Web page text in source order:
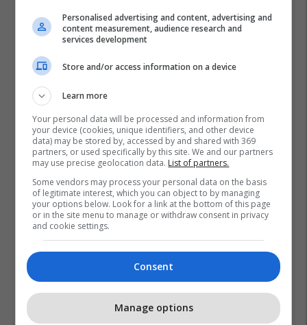
Shkupi
Ligji Për Përdorimin E Gjuhëve
Arsimi Në Maqedoni
Studentët E Maqedonisë
Personalised advertising and content, advertising and
content measurement, audience research and
services development
Store and/or access information on a device
Learn more
Your personal data will be processed and information from
your device (cookies, unique identifiers, and other device
data) may be stored by, accessed by and shared with 369
partners, or used specifically by this site. We and our partners
may use precise geolocation data. List of partners.
Some vendors may process your personal data on the basis
of legitimate interest, which you can object to by managing
your options below. Look for a link at the bottom of this page
or in the site menu to manage or withdraw consent in privacy
and cookie settings.
Consent
Manage options